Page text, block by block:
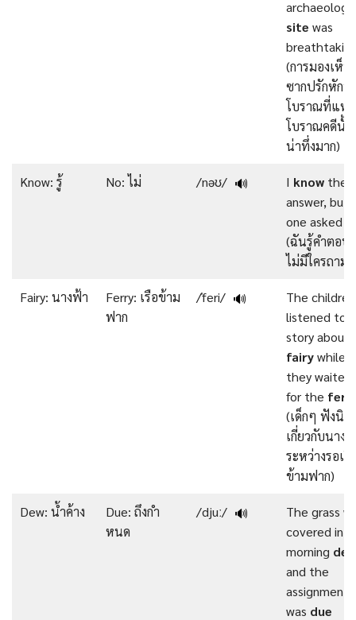
site was
(การมองเห็น
ซากปรักหักพั
โบราณที่แห
โบราณคดีนั้น
น่าทึ่งมาก)
Know: รู้ No: ไม่ /nəʊ/ 🔊 I know the
answer, but
one asked
(ฉันรู้คำตอบ
ไม่มีใครถาม
Fairy: นางฟ้า
Ferry: เรือข้าม
ฟาก
/ˈferi/ 🔊
The children
listened to a
story about
fairywhile
they waited
for the
(เด็กๆ ฟังนิ
เกี่ยวกับนาง
ระหว่างรอเรื
ข้ามฟาก)
Dew: น้ำค้าง
Due: ถึงกํา
หนด
/djuː/ 🔊
The grass
covered in
morning dew
and the
assignment
was due